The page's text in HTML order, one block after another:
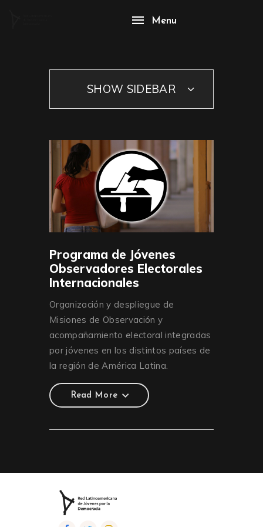
Menu
Programa de Jóvenes
Observadores Electorales
Internacionales
Organización y despliegue de
Misiones de Observación y
acompañamiento electoral integradas
por jóvenes en los distintos países de
la región de América Latina.
Read More
SHOW SIDEBAR